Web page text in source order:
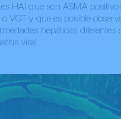
HAI que son ASMA
VGT y que es posible
hepáticas diferentes
viral.